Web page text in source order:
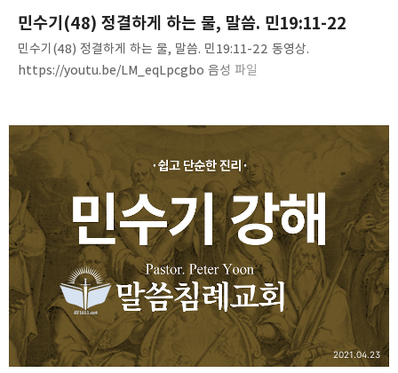
민수기(48) 정결하게 하는 물, 말씀. 민19:11-22
민수기(48) 정결하게 하는 물, 말씀. 민19:11-22 동영상.
https://youtu.be/LM_eqLpcgbo 음성 파일
2021.04.23